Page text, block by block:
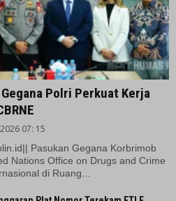
Gegana Polri Perkuat Kerja
07: 15
Pasukan Gegana Korbrimob
Nations Office on Drugs and Crime
di Ruang...